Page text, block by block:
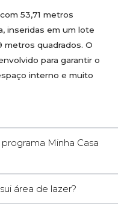
53,71 metros
inseridas em um lote
metros quadrados. O
para garantir o
interno e muito
Minha Casa
área de lazer?